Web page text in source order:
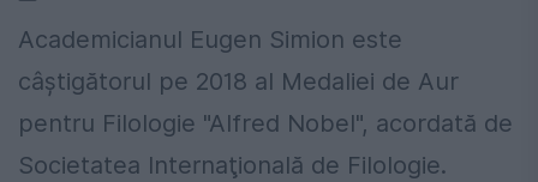
Academicianul Eugen Simion este
câştigătorul pe 2018 al Medaliei de Aur
pentru Filologie "Alfred Nobel", acordată de
Societatea Internaţională de Filologie.